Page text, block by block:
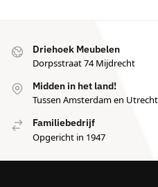
Driehoek Meubelen
Dorpsstraat 74 Mijdrecht
Midden in het land!
Tussen Amsterdam en
Familiebedrijf
Opgericht in 1947